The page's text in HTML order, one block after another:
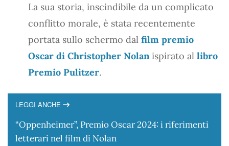
La sua storia, inscindibile da un complicato
conflitto morale, è stata recentemente
portata sullo schermo dal film premio
Oscar di Christopher Nolanispirato al libro
Premio Pulitzer.
LEGGI ANCHE
“Oppenheimer”, Premio Oscar 2024: i riferimenti
letterari nel film di Nolan